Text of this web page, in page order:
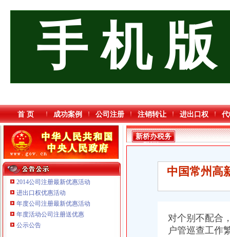
手 机 版
首 页 成功案例 公司注册 注销转让 进出口权
2014公司注册最新优惠活动
进出口权优惠活动
年度公司注册最新优惠活动
年度活动公司注册送优惠
公示公告
重庆三虹房地产营销策划有限公司
新桥办税务
登记证
中国常州高
对个别不配合
户管巡查工作